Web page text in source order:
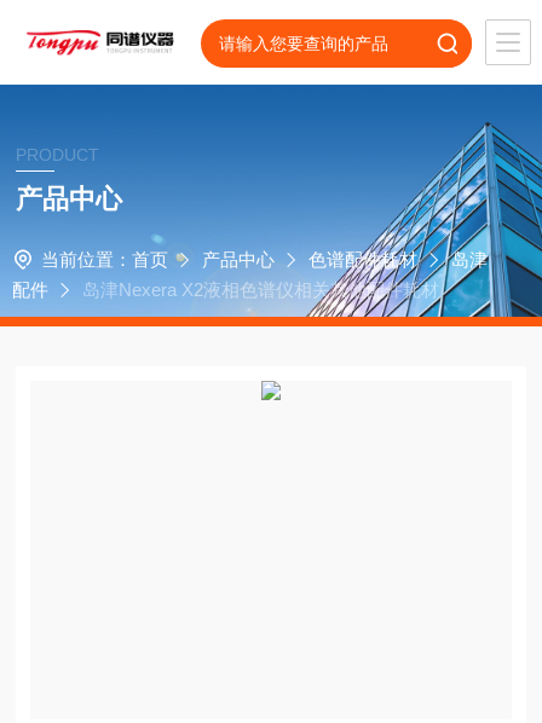
PRODUCT
产品中心
当前位置： 首页 产品中心 色谱配件耗材
岛津
配件
岛津Nexera X2液相色谱仪相关其他配件耗材